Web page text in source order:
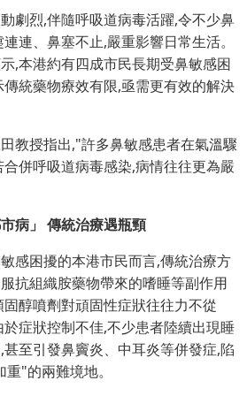
烈,伴隨呼吸道病毒活躍,令不少鼻
連、鼻塞不止,嚴重影響日常生活。
,本港約有四成市民長期受鼻敏感困
統藥物療效有限,亟需更有效的解決
授指出,"許多鼻敏感患者在氣溫驟
併呼吸道病毒感染,病情往往更為嚴
病」 傳統治療遇瓶頸
困擾的本港市民而言,傳統治療方
抗組織胺藥物帶來的嗜睡等副作用
醇噴劑對頑固性症狀往往力不從
症狀控制不佳,不少患者陸續出現睡
至引發鼻竇炎、中耳炎等併發症,陷
"的兩難境地。